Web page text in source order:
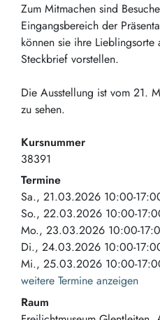
Zum Mitmachen sind
Eingangsbereich der
können sie ihre
Steckbrief vorstellen.
Die Ausstellung ist vom 21.
zu sehen.
Kursnummer
38391
Termine
Sa., 21.03.2026 10:00-
So., 22.03.2026 10:00-
Mo., 23.03.2026 10:00-
Di., 24.03.2026 10:00-
Mi., 25.03.2026 10:00-
weitere Termine anzeigen
Raum